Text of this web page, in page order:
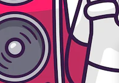
2026Freepik Company S.L.U.